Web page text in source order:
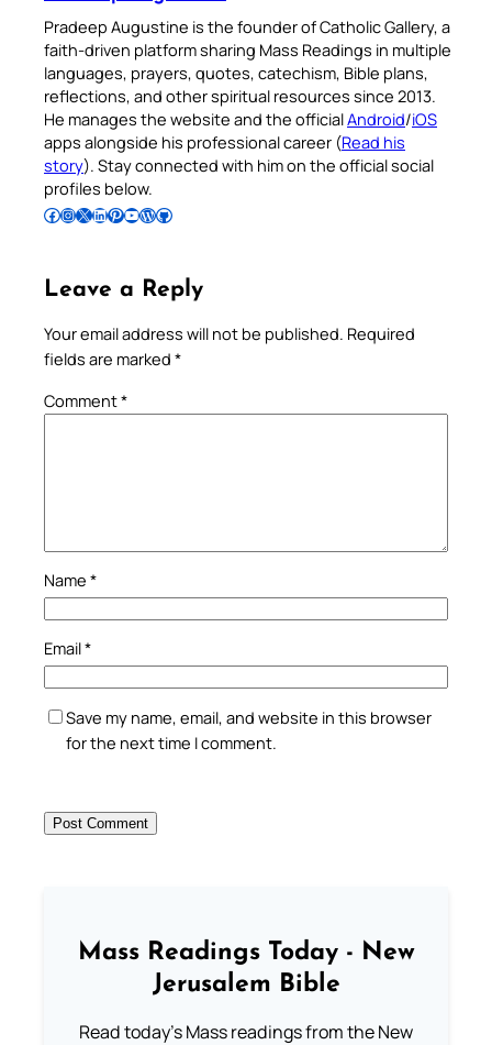
Pradeep Augustine is the founder of Catholic Gallery, a
faith-driven platform sharing Mass Readings in multiple
languages, prayers, quotes, catechism, Bible plans,
reflections, and other spiritual resources since 2013.
He manages the website and the officialAndroid/iOS
apps alongside his professional career (Read his
story). Stay connected with him on the official social
profiles below.
Follow Pradeep on Facebook Follow Pradeep on InstagramFollow Pradeep on X Follow Pradeep on LinkedIn Follow Pradeep on Pinterest Subscribe to Pradeep’s Youtube Channel Follow Pradeep on WordPress Follow Pradeep on GitHub
Leave a Reply
Your email address will not be published. Required
fields are marked *
Comment*
Name *
Email*
Save my name, email, and website in this browser
for the next time I comment.
Mass Readings Today - New
Jerusalem Bible
Read today's Mass readings from the New